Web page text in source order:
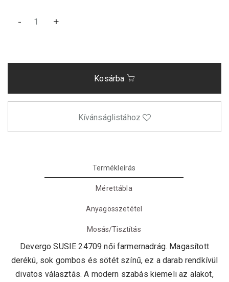
- +
Kosárba
Kívánságlistához
Termékleírás
Mérettábla
Anyagösszetétel
Mosás/Tisztítás
Devergo SUSIE 24709 női farmernadrág. Magasított
derékú, sok gombos és sötét színű, ez a darab rendkívül
divatos választás. A modern szabás kiemeli az alakot,